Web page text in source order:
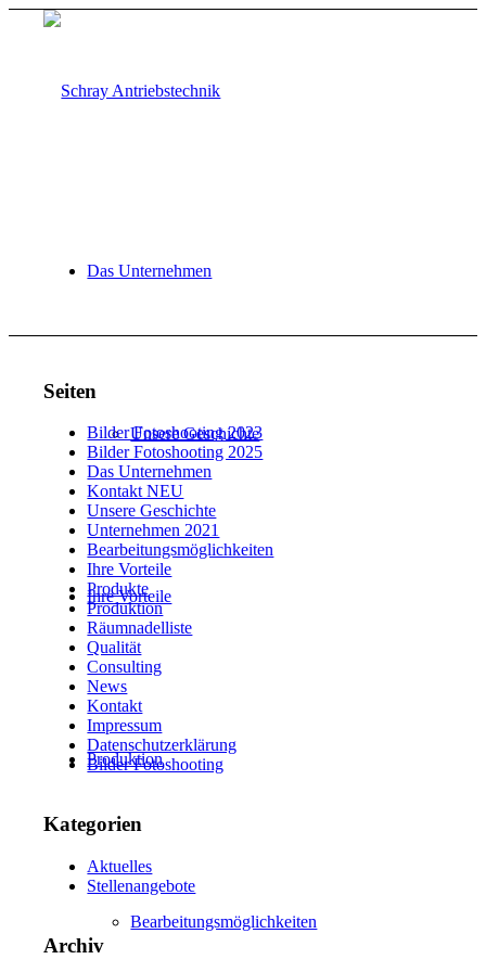
Das Unternehmen
Unsere Geschichte
Ihre Vorteile
Produktion
Bearbeitungsmöglichkeiten
Seiten
Bilder Fotoshooting 2023
Bilder Fotoshooting 2025
Das Unternehmen
Kontakt NEU
Unsere Geschichte
Unternehmen 2021
Bearbeitungsmöglichkeiten
Ihre Vorteile
Produkte
Produktion
Räumnadelliste
Qualität
Consulting
News
Kontakt
Impressum
Datenschutzerklärung
Bilder Fotoshooting
Kategorien
Aktuelles
Stellenangebote
Archiv